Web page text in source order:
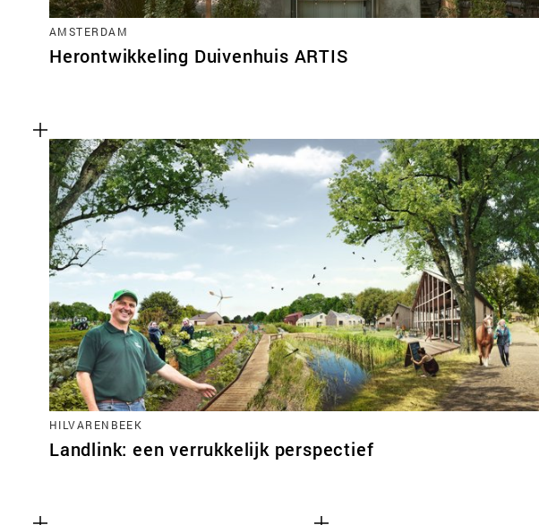
AMSTERDAM
Herontwikkeling Duivenhuis ARTIS
HILVARENBEEK
Landlink: een verrukkelijk perspectief